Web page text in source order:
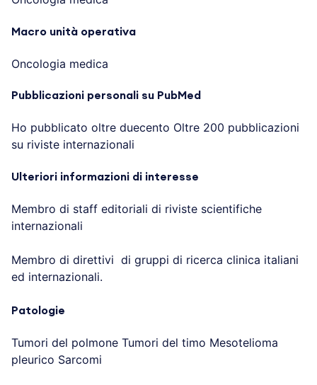
Macro unità operativa
Oncologia medica
Pubblicazioni personali su PubMed
Ho pubblicato oltre duecento Oltre 200 pubblicazioni
su riviste internazionali
Ulteriori informazioni di interesse
Membro di staff editoriali di riviste scientifiche
internazionali
Membro di direttivi di gruppi di ricerca clinica italiani
ed internazionali.
Patologie
Tumori del polmone Tumori del timo Mesotelioma
pleurico Sarcomi